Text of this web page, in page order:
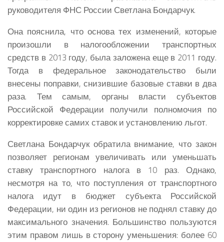
руководителя ФНС России Светлана Бондарчук.
Она пояснила, что основа тех изменений, которые
произошли в налогообложении транспортных
средств в 2013 году, была заложена еще в 2011 году.
Тогда в федеральное законодательство были
внесены поправки, снизившие базовые ставки в два
раза. Тем самым, органы власти субъектов
Российской Федерации получили полномочия по
корректировке самих ставок и установлению льгот.
Светлана Бондарчук обратила внимание, что закон
позволяет регионам увеличивать или уменьшать
ставку транспортного налога в 10 раз. Однако,
несмотря на то, что поступления от транспортного
налога идут в бюджет субъекта Российской
Федерации, ни один из регионов не поднял ставку до
максимального значения. Большинство пользуются
этим правом лишь в сторону уменьшения: более 60